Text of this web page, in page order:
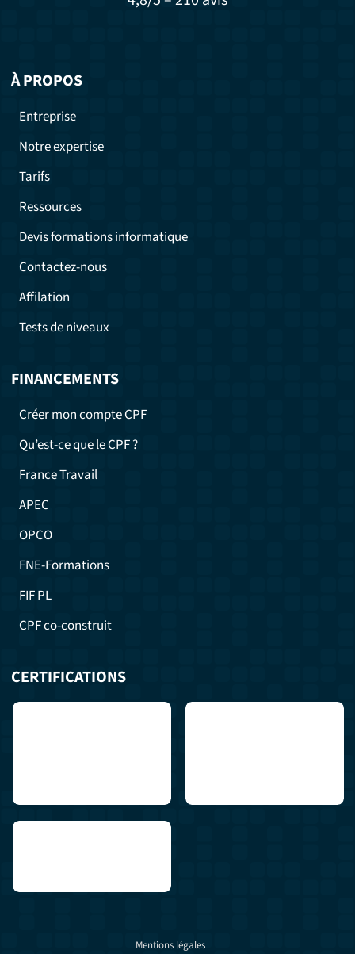
À PROPOS
Entreprise
Notre expertise
Tarifs
Ressources
Devis formations informatique
Contactez-nous
Affilation
Tests de niveaux
CERTIFICATIONS
FINANCEMENTS
Créer mon compte CPF
Qu’est-ce que le CPF ?
France Travail
APEC
OPCO
FNE-Formations
FIF PL
CPF co-construit
Mentions légales